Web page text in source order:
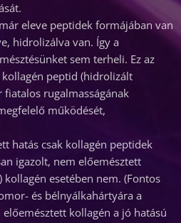
eleve peptidek formájában van
hidrolizálva van. Így a
sem terheli. Ez az
peptid (hidrolizált
rugalmasságának
működését,
hatás csak kollagén peptidek
igazolt, nem előemésztett
esetében nem. (Fontos
és bélnyálkahártyára a
kollagén a jó hatású